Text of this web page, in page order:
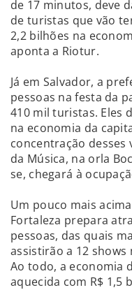
de 17 minutos, deve
de turistas que vão
2,2 bilhões na
aponta a Riotur.
Já em Salvador, a
pessoas na festa da
410 mil turistas. Eles
na economia da
concentração desses
da Música, na orla
se, chegará à
Um pouco mais
Fortaleza prepara
pessoas, das quais
assistirão a 12
Ao todo, a economia
aquecida com R$ 1,5